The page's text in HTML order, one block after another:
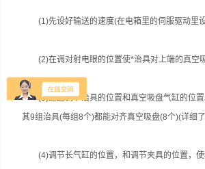
(1)先设好输送的速度(在电箱里的伺服驱动里设
(2)在调对射电眼的位置使*治具对上端的真空吸
(3)通过调节治具的位置和真空吸盘气缸的位置
其9组治具(每组8个)都能对齐真空吸盘(8个)(详细了
(4)调节长气缸的位置，和调节夹具的位置，使